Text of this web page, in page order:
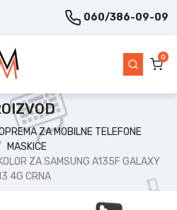
060/386-09-09
0
ZA MOBILNE TELEFONE
MASKICE
ZA SAMSUNG A135F GALAXY
4G CRNA